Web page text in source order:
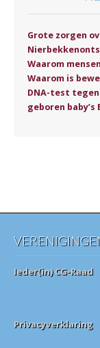
Grote zorgen
Waarom
Waarom is
DNA-test
geboren baby’s
Ieder(in) CG-Raad
Privacyverklaring